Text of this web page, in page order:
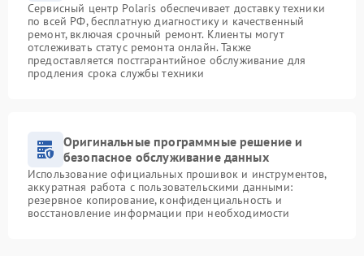
Сервисный центр Polaris обеспечивает доставку техники
по всей РФ, бесплатную диагностику и качественный
ремонт, включая срочный ремонт. Клиенты могут
отслеживать статус ремонта онлайн. Также
предоставляется постгарантийное обслуживание для
продления срока службы техники
Оригинальные программные решение и
безопасное обслуживание данных
Использование официальных прошивок и инструментов,
аккуратная работа с пользовательскими данными:
резервное копирование, конфиденциальность и
восстановление информации при необходимости